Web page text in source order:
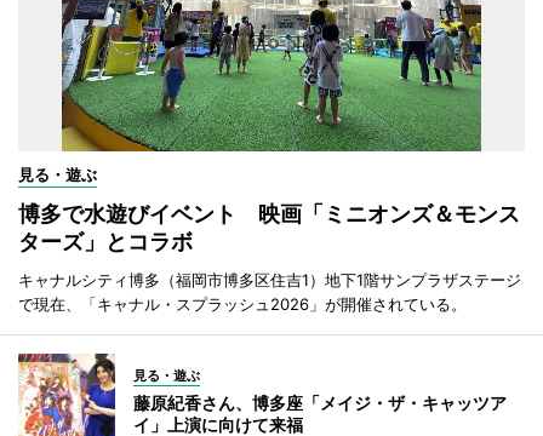
見る・遊ぶ
博多で水遊びイベント 映画「ミニオンズ＆モンス
ターズ」とコラボ
キャナルシティ博多（福岡市博多区住吉1）地下1階サンプラザステージ
で現在、「キャナル・スプラッシュ2026」が開催されている。
見る・遊ぶ
藤原紀香さん、博多座「メイジ・ザ・キャッツア
イ」上演に向けて来福